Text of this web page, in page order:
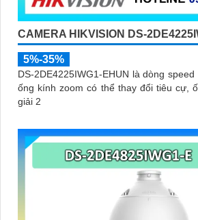
CAMERA HIKVISION DS-
5%-35%
DS-2DE4225IWG1-EHUN là dòng
ống kính zoom có thể thay đổi tiêu cự,
giải 2